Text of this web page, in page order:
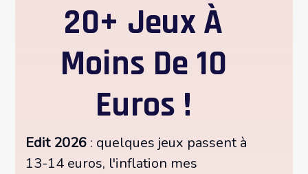
20+ Jeux À
Moins De 10
Euros !
Edit 2026 : quelques jeux passent à
13-14 euros, l'inflation mes